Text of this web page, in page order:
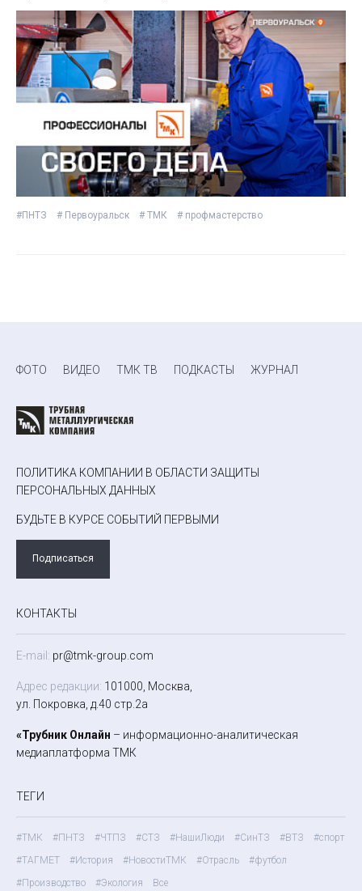
#ПНТЗ # Первоуральск # ТМК # профмастерство
ФОТО ВИДЕО ТМК ТВ ПОДКАСТЫ ЖУРНАЛ
ПОЛИТИКА КОМПАНИИ В ОБЛАСТИ ЗАЩИТЫ
ПЕРСОНАЛЬНЫХ ДАННЫХ
БУДЬТЕ В КУРСЕ СОБЫТИЙ ПЕРВЫМИ
Подписаться
КОНТАКТЫ
E-mail: pr@tmk-group.com
Адрес редакции: 101000, Москва,
ул. Покровка, д.40 стр.2а
«Трубник Онлайн – информационно-аналитическая
медиаплатформа ТМК
ТЕГИ
#ТМК #ПНТЗ #ЧТПЗ #СТЗ #НашиЛюди #СинТЗ #ВТЗ
#спорт
#ТАГМЕТ
#История #НовостиТМК #Отрасль
#футбол
#Производство
#Экология Все